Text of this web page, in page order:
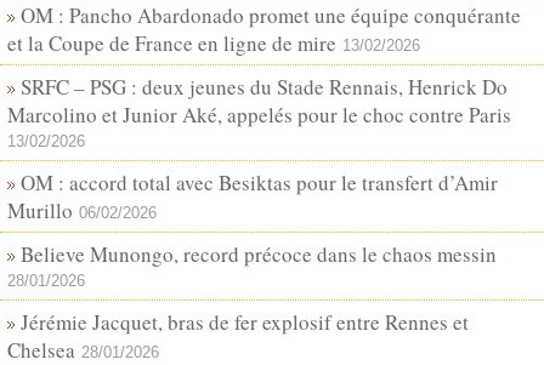
OM : Pancho Abardonado promet une équipe conquérante
et la Coupe de France en ligne de mire 13/02/2026
SRFC – PSG : deux jeunes du Stade Rennais, Henrick Do
Marcolino et Junior Aké, appelés pour le choc contre Paris
13/02/2026
OM : accord total avec Besiktas pour le transfert d’Amir
Murillo 06/02/2026
Believe Munongo, record précoce dans le chaos messin
28/01/2026
Jérémie Jacquet, bras de fer explosif entre Rennes et
Chelsea 28/01/2026